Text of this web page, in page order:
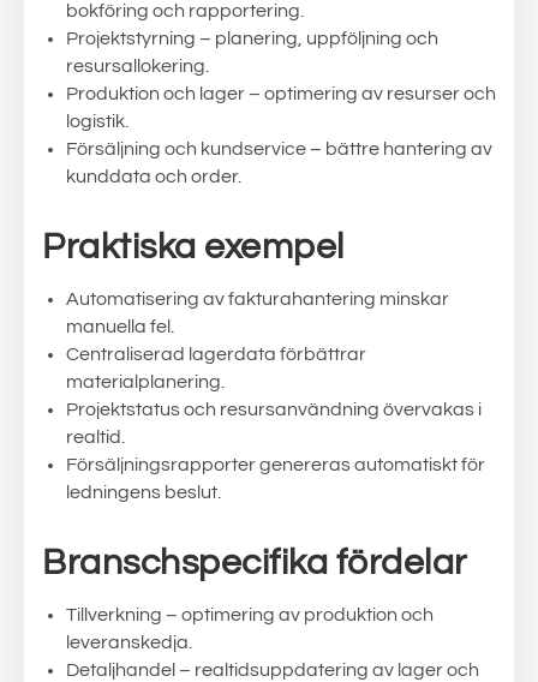
bokföring och rapportering.
Projektstyrning – planering, uppföljning och
resursallokering.
Produktion och lager – optimering av resurser och
logistik.
Försäljning och kundservice – bättre hantering av
kunddata och order.
Praktiska exempel
Automatisering av fakturahantering minskar
manuella fel.
Centraliserad lagerdata förbättrar
materialplanering.
Projektstatus och resursanvändning övervakas i
realtid.
Försäljningsrapporter genereras automatiskt för
ledningens beslut.
Branschspecifika fördelar
Tillverkning – optimering av produktion och
leveranskedja.
Detaljhandel – realtidsuppdatering av lager och